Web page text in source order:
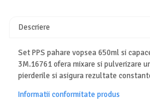
Descriere
Set PPS pahare vopsea 650ml si
3M.16761 ofera mixare si pulverizare
pierderile si asigura rezultate
Informatii conformitate produs